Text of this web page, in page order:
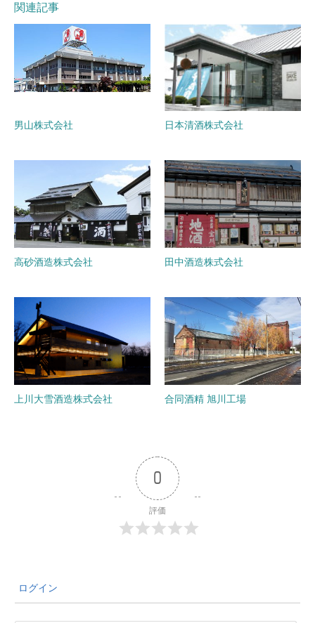
関連記事
男山株式会社 日本清酒株式会社
高砂酒造株式会社 田中酒造株式会社
上川大雪酒造株式会社 合同酒精 旭川工場
0
評価
ログイン